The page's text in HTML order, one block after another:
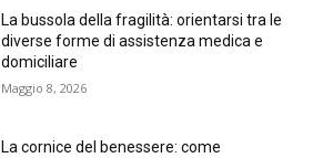
La bussola della fragilità: orientarsi tra le
diverse forme di assistenza medica e
domiciliare
Maggio 8, 2026
La cornice del benessere: come